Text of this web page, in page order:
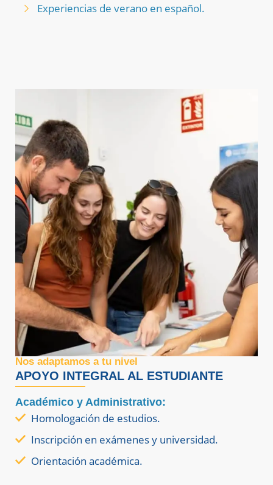
Experiencias de verano en español.
Nos adaptamos a tu nivel
APOYO INTEGRAL AL ESTUDIANTE
Académico y Administrativo:
Homologación de estudios.
Inscripción en exámenes y universidad.
Orientación académica.